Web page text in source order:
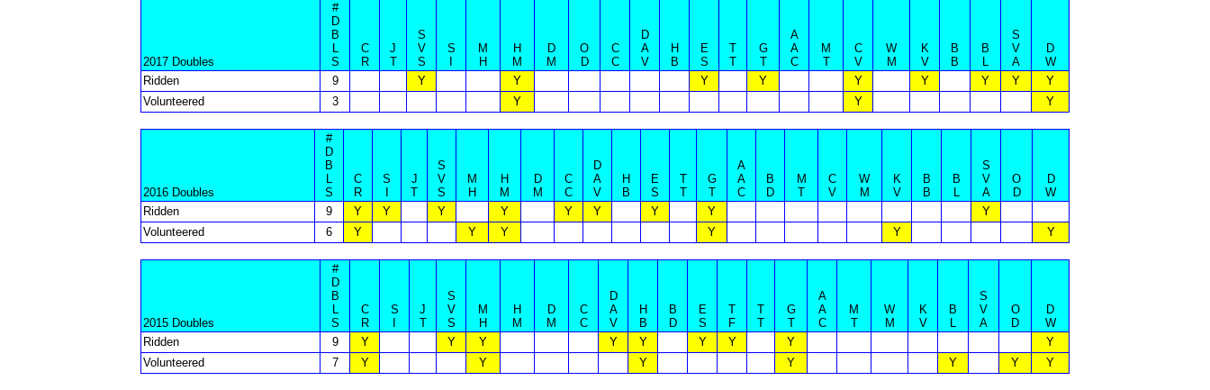
2017 Doubles
#
D
B
L
S
C
R
J
T
S
V
S
S
M
H
H
M
D
M
O
D
C
C
D
A
V
H
B
E
S
T
T
G
T
A
A
C
M
T
C
V
W
M
K
V
B
B
B
L
S
V
A
D
W
Ridden
9 Y Y Y Y Y Y Y Y
Y
Volunteered
3 Y Y Y
2016 Doubles
#
D
B
L
S
C
R
S
J
T
S
V
S
M
H
H
M
D
M
C
C
D
A
V
H
B
E
S
T
T
G
T
A
A
C
B
D
M
T
C
V
W
M
K
V
B
B
B
L
S
V
A
O
D
D
W
Ridden
9 Y Y Y Y Y Y Y Y
Y
Volunteered
6 Y Y Y Y Y Y
2015 Doubles
#
D
B
L
S
C
R
S
J
T
S
V
S
M
H
H
M
D
M
C
C
D
A
V
H
B
B
D
E
S
T
F
T
T
G
T
A
A
C
M
T
W
M
K
V
B
L
S
V
A
O
D
D
W
Ridden
9 Y Y Y Y Y Y Y Y
Y
Volunteered
7 Y Y Y Y Y Y Y